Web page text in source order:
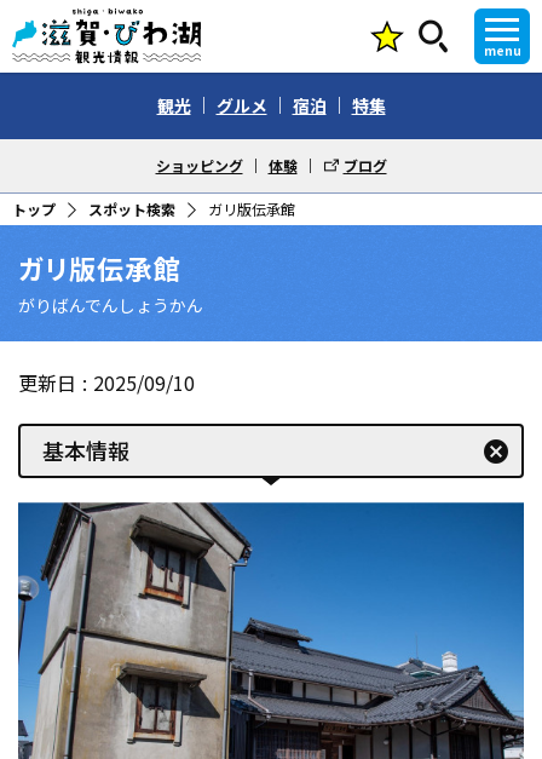
menu
観光 グルメ 宿泊 特集
ショッピング 体験 ブログ
トップ スポット検索 ガリ版伝承館
ガリ版伝承館
がりばんでんしょうかん
更新日 2025/09/10
基本情報 cancel